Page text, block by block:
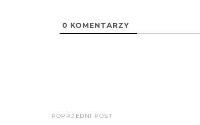
0 KOMENTARZY
POPRZEDNI POST